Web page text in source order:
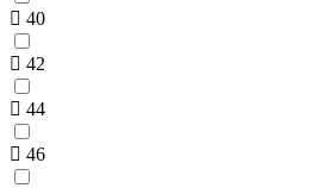
40
42
44
46